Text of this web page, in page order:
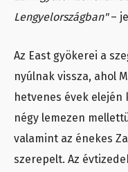
Lengyelországban"–
Az East gyökerei a
nyúlnak vissza, ahol
hetvenes évek elején
négy lemezen
valamint az énekes
szerepelt. Az